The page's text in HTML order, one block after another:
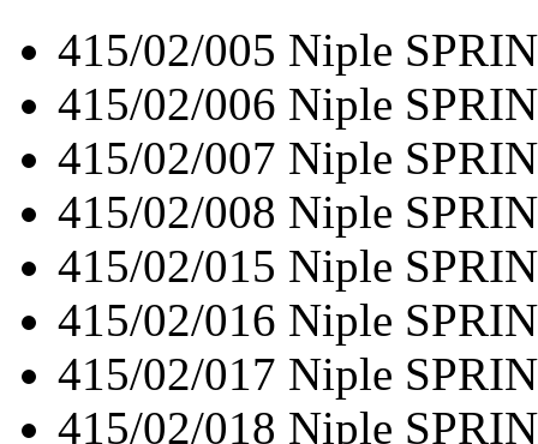
415/02/005 Niple
415/02/006 Niple
415/02/007 Niple
415/02/008 Niple
415/02/015 Niple
415/02/016 Niple
415/02/017 Niple
415/02/018 Niple